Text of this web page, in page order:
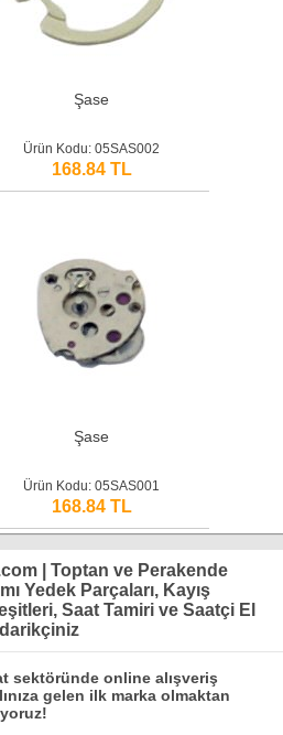
Şase
Ürün Kodu: 05SAS002
168.84 TL
Şase
Ürün Kodu: 05SAS001
168.84 TL
| Toptan ve Perakende
Yedek Parçaları, Kayış
Saat Tamiri ve Saatçi El
sektöründe online alışveriş
gelen ilk marka olmaktan